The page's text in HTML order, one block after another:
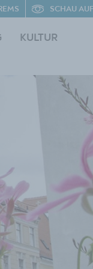
KULTUR
SCHAU